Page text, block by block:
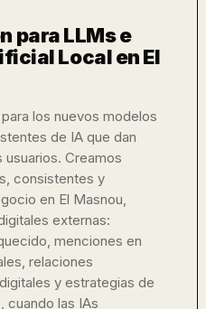
para LLMs e
Local en El
los nuevos modelos
de IA que dan
Creamos
consistentes y
en El Masnou,
externas:
menciones en
relaciones
y estrategias de
cuando las IAs